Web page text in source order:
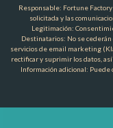
Responsable: Fortune
solicitada y las
Legitimación:
Destinatarios: No se
servicios de email marketing
rectificar y suprimir los datos,
Información adicional: